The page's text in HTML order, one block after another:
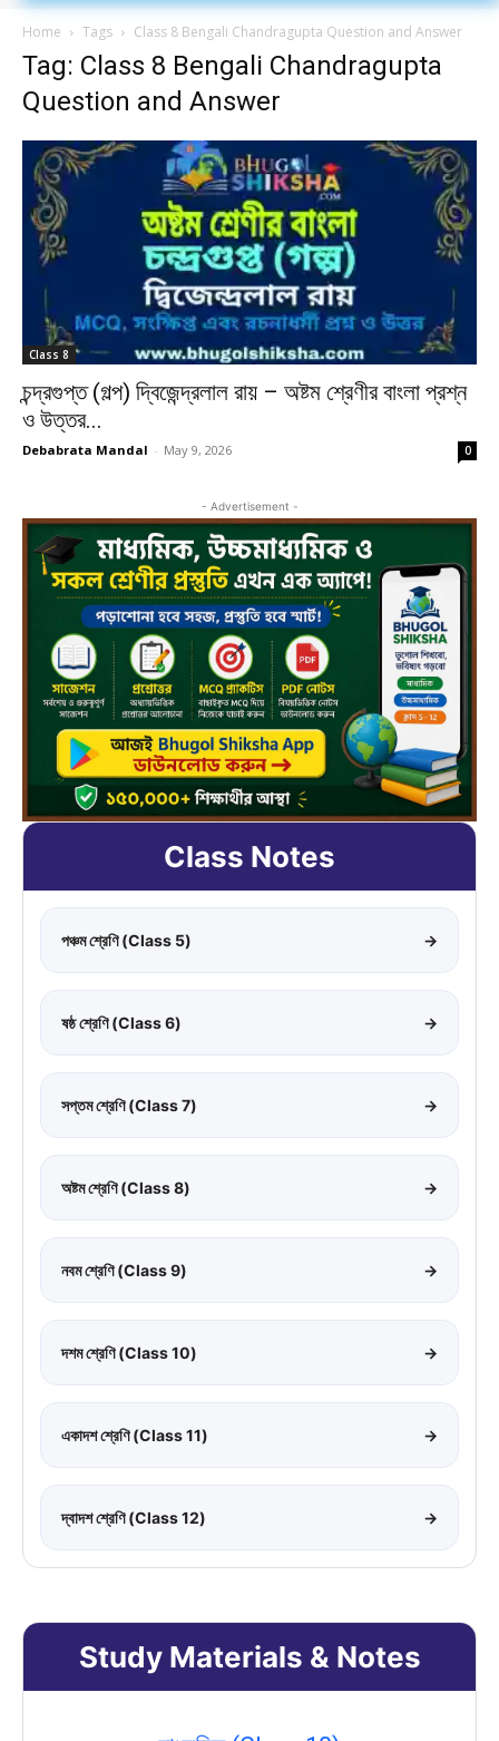
Home Tags Class 8 Bengali Chandragupta Question and Answer
Tag: Class 8 Bengali Chandragupta
Question and Answer
Class 8
চন্দ্রগুপ্ত (গল্প) দ্বিজেন্দ্রলাল রায় – অষ্টম শ্রেণীর বাংলা প্রশ্ন
ও উত্তর...
Debabrata Mandal - May 9, 2026 0
- Advertisement -
Class Notes
পঞ্চম শ্রেণি (Class 5) →
ষষ্ঠ শ্রেণি (Class 6) →
সপ্তম শ্রেণি (Class 7) →
অষ্টম শ্রেণি (Class 8) →
নবম শ্রেণি (Class 9) →
দশম শ্রেণি (Class 10) →
একাদশ শ্রেণি (Class 11) →
দ্বাদশ শ্রেণি (Class 12) →
Study Materials & Notes